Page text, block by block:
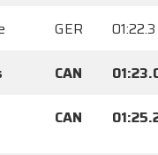
GER
01:22.3
CAN
CAN